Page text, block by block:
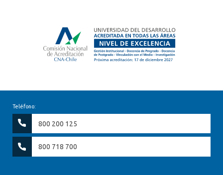
Teléfono:
800 200 125
800 718 700